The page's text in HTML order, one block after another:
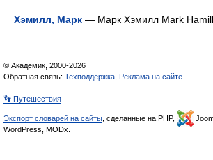
Хэмилл, Марк — Марк Хэмилл Mark
© Академик, 2000-2026
Обратная связь: Техподдержка Реклама на сайте
👣 Путешествия
Экспорт словарей на сайты , сделанные на PHP,
WordPress, MODx.